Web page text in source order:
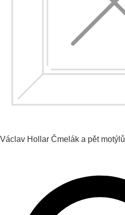
Václav Hollar Čmelák a pět motýlů